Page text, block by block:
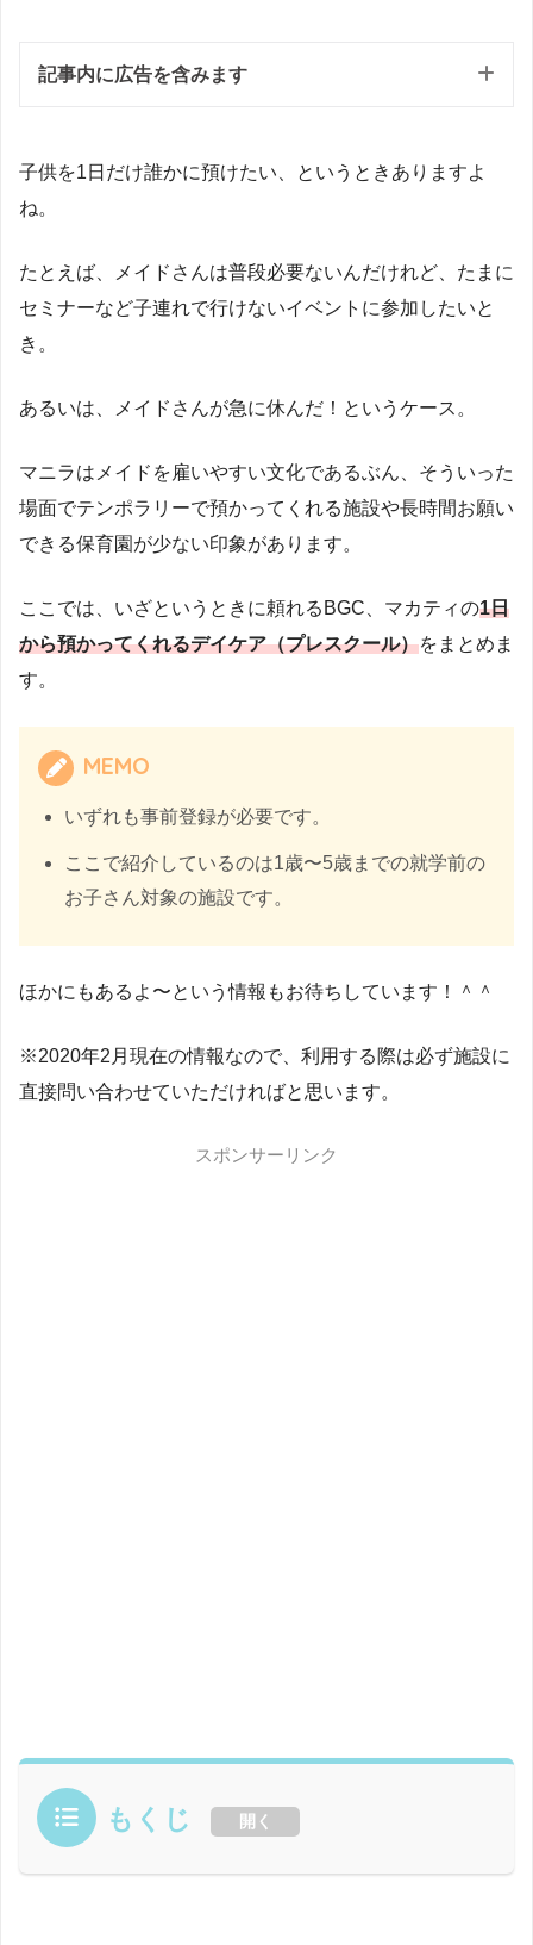
記事内に広告を含みます
子供を1日だけ誰かに預けたい、というときありますよ
ね。
たとえば、メイドさんは普段必要ないんだけれど、たまに
セミナーなど子連れで行けないイベントに参加したいと
き。
あるいは、メイドさんが急に休んだ！というケース。
マニラはメイドを雇いやすい文化であるぶん、そういった
場面でテンポラリーで預かってくれる施設や長時間お願い
できる保育園が少ない印象があります。
ここでは、いざというときに頼れるBGC、マカティの1日
から預かってくれるデイケア（プレスクール）をまとめま
す。
MEMO
いずれも事前登録が必要です。
ここで紹介しているのは1歳〜5歳までの就学前の
お子さん対象の施設です。
ほかにもあるよ〜という情報もお待ちしています！＾＾
※2020年2月現在の情報なので、利用する際は必ず施設に
直接問い合わせていただければと思います。
スポンサーリンク
もくじ 開く